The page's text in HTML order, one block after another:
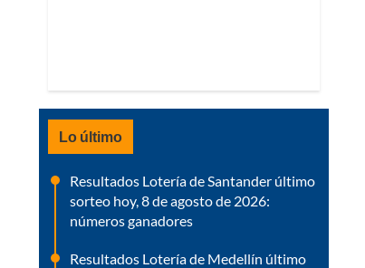
Lo último
Resultados Lotería de Santander último
sorteo hoy, 8 de agosto de 2026:
números ganadores
Resultados Lotería de Medellín último